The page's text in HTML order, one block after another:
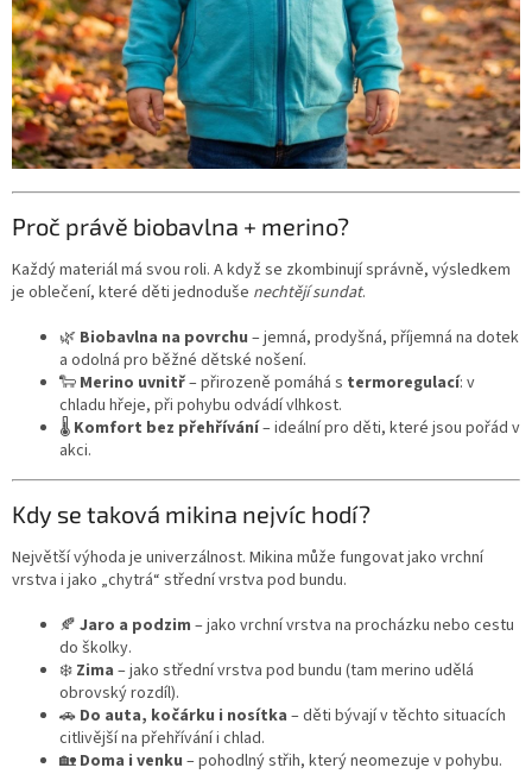
Proč právě biobavlna + merino?
Každý materiál má svou roli. A když se zkombinují správně, výsledkem
je oblečení, které děti jednoduše nechtějí sundat.
🌿 Biobavlna na povrchu – jemná, prodyšná, příjemná na dotek
a odolná pro běžné dětské nošení.
🐑 Merino uvnitř– přirozeně pomáhá s termoregulací: v
chladu hřeje, při pohybu odvádí vlhkost.
🌡️ Komfort bez přehřívání– ideální pro děti, které jsou pořád v
akci.
Kdy se taková mikina nejvíc hodí?
Největší výhoda je univerzálnost. Mikina může fungovat jako vrchní
vrstva i jako „chytrá“ střední vrstva pod bundu.
🍂 Jaro a podzim – jako vrchní vrstva na procházku nebo cestu
do školky.
❄️ Zima – jako střední vrstva pod bundu (tam merino udělá
obrovský rozdíl).
🚗 Do auta, kočárku i nosítka – děti bývají v těchto situacích
citlivější na přehřívání i chlad.
🏡 Doma i venku – pohodlný střih, který neomezuje v pohybu.